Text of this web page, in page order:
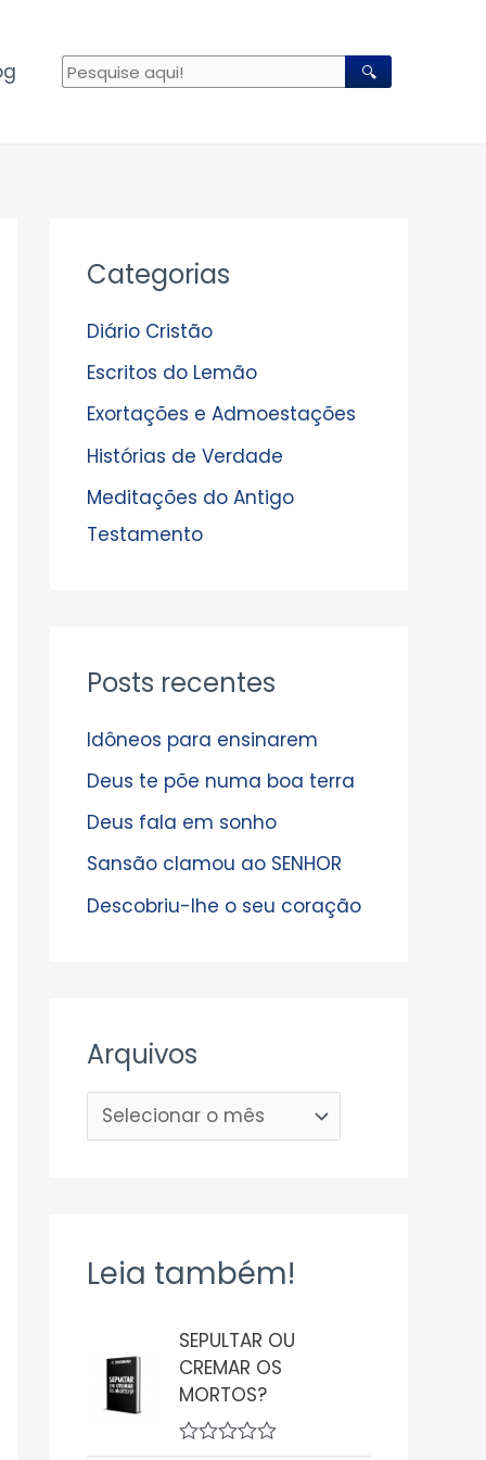
🔍
Categorias
Diário Cristão
Escritos do Lemão
Exortações e Admoestações
Histórias de Verdade
Meditações do Antigo
Testamento
Posts recentes
Idôneos para ensinarem
Deus te põe numa boa terra
Deus fala em sonho
Sansão clamou ao SENHOR
Descobriu-lhe o seu coração
Arquivos
r
u
i
v
o
s
Leia também!
SEPULTAR OU
CREMAR OS
MORTOS?